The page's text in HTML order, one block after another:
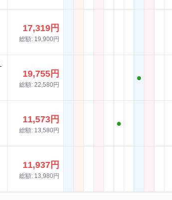
17,319円
総額: 19,900円
19,755円
総額: 22,580円
●
11,573円
総額: 13,580円
●
11,937円
総額: 13,980円